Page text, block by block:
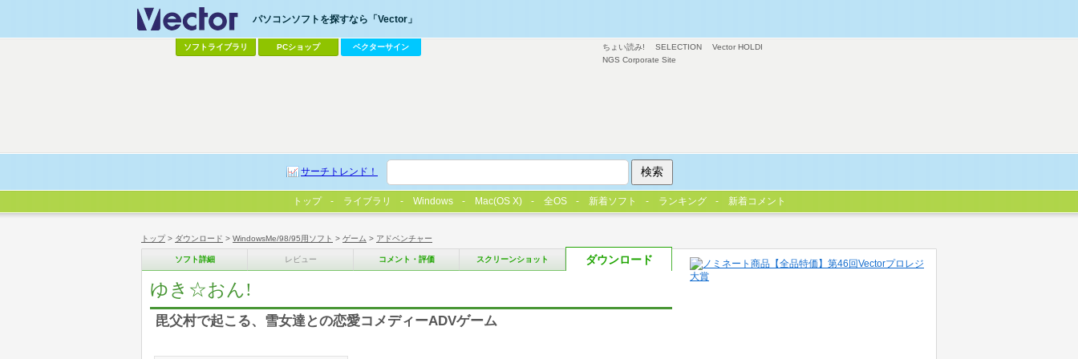
トップ> ダウンロード > WindowsMe/98/95用ソフト > ゲーム > アドベンチャー
ソフト詳細 レビュー コメント・評価 スクリーンショット ダウンロード
ゆき☆おん!
毘父村で起こる、雪女達との恋愛コメディーADVゲーム
ちょい読み! SELECTION
Vector HOLDI
NGS Corporate Site
パソコンソフトを探すなら「Vector」
ソフトライブラリ PCショップ ベクターサイン
サーチトレンド！
トップ ライブラリ Windows Mac(OS X) 全OS 新着ソフト ランキング 新着コメント